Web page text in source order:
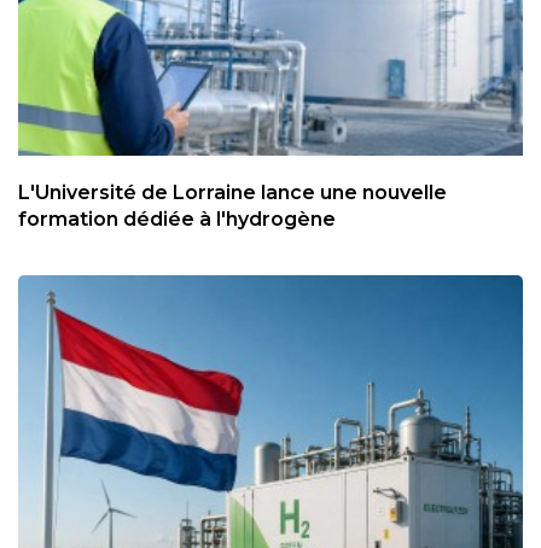
L'Université de Lorraine lance une nouvelle
formation dédiée à l'hydrogène